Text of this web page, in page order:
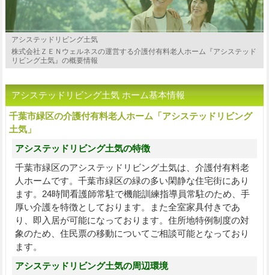
アシステッドリビング土気
株式会社ＺＥＮウェルネスの運営する介護付有料老人ホーム『アシステッド
リビング土気』の概要情報
アシステッドリビング土気 ホーム基本情報
千葉市緑区の介護付有料老人ホーム「アシステッドリビング
土気」
アシステッドリビング土気の特徴
千葉市緑区のアシステッドリビング土気は、介護付有料老
人ホームです。千葉市緑区の緑の多い閑静な住宅街にあり
ます。24時間看護師常駐で機能訓練指導員常駐のため、手
厚い介護を特徴としております。また全室家具付きであ
り、即入居が可能になっております。住所地特例制度の対
象のため、住民票の移動についてご相談可能となっており
ます。
アシステッドリビング土気の周辺環境